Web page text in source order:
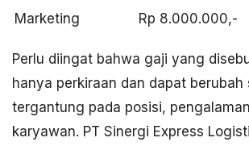
Marketing
Rp 8.000.000,-
Perlu diingat bahwa gaji yang
hanya perkiraan dan dapat
tergantung pada posisi,
karyawan. PT Sinergi Express